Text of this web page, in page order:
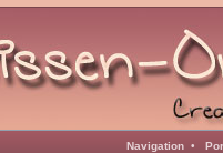
Navigation •